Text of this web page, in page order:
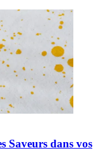
Saveurs dans vos